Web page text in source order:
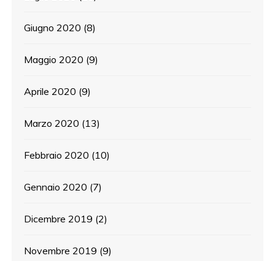
Giugno 2020 (8)
Maggio 2020 (9)
Aprile 2020 (9)
Marzo 2020 (13)
Febbraio 2020 (10)
Gennaio 2020 (7)
Dicembre 2019 (2)
Novembre 2019 (9)